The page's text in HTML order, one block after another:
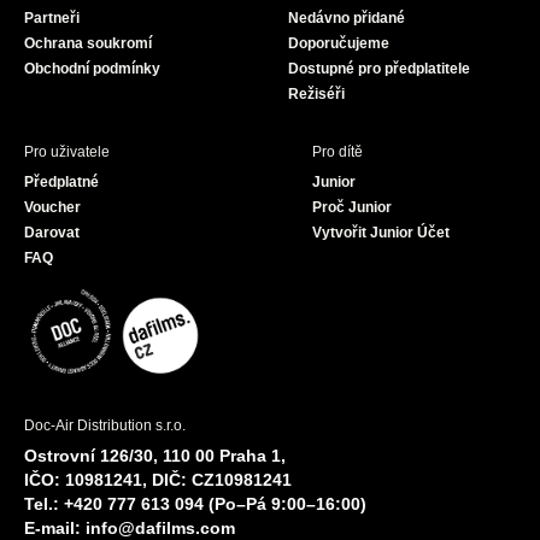
Partneři
Ochrana soukromí
Obchodní podmínky
Nedávno přidané
Doporučujeme
Dostupné pro předplatitele
Režiséři
Pro uživatele
Předplatné
Voucher
Darovat
FAQ
Pro dítě
Junior
Proč Junior
Vytvořit Junior Účet
Doc-Air Distribution s.r.o.
Ostrovní 126/30, 110 00 Praha 1,
IČO: 10981241, DIČ: CZ10981241
Tel.: +420 777 613 094 (Po–Pá 9:00–16:00)
E-mail: info@dafilms.com